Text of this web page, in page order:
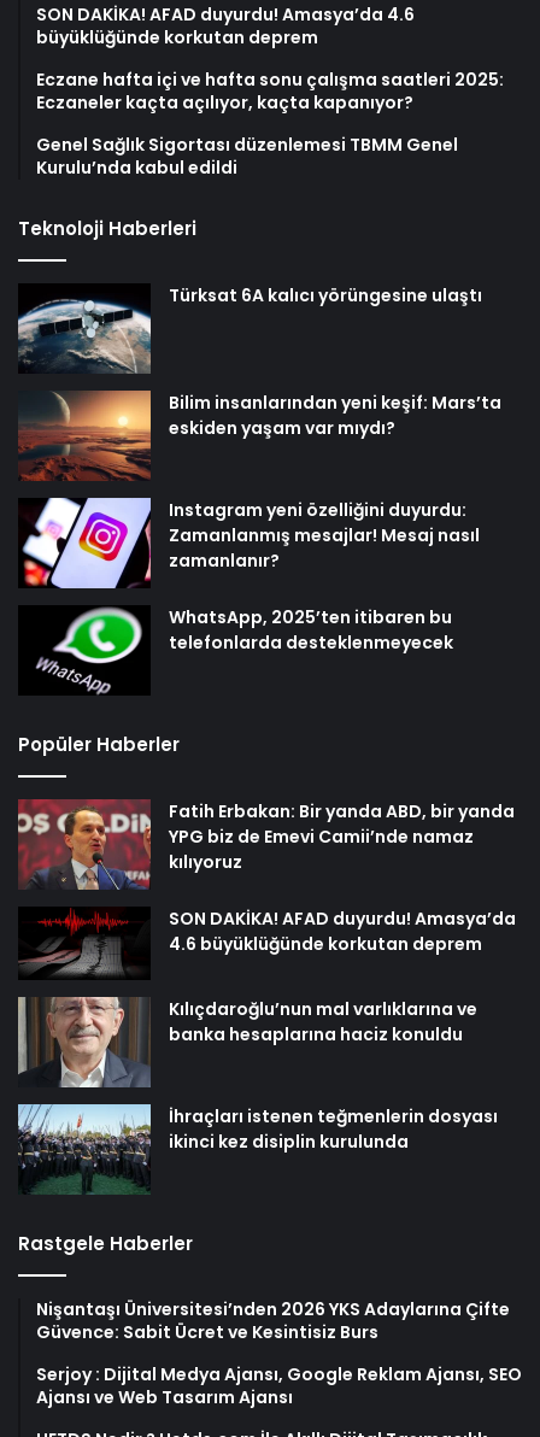
SON DAKİKA! AFAD duyurdu! Amasya’da 4.6
büyüklüğünde korkutan deprem
Eczane hafta içi ve hafta sonu çalışma saatleri 2025:
Eczaneler kaçta açılıyor, kaçta kapanıyor?
Genel Sağlık Sigortası düzenlemesi TBMM Genel
Kurulu’nda kabul edildi
Teknoloji Haberleri
Türksat 6A kalıcı yörüngesine ulaştı
Bilim insanlarından yeni keşif: Mars’ta
eskiden yaşam var mıydı?
Instagram yeni özelliğini duyurdu:
Zamanlanmış mesajlar! Mesaj nasıl
zamanlanır?
WhatsApp, 2025’ten itibaren bu
telefonlarda desteklenmeyecek
Popüler Haberler
Fatih Erbakan: Bir yanda ABD, bir yanda
YPG biz de Emevi Camii’nde namaz
kılıyoruz
SON DAKİKA! AFAD duyurdu! Amasya’da
4.6 büyüklüğünde korkutan deprem
Kılıçdaroğlu’nun mal varlıklarına ve
banka hesaplarına haciz konuldu
İhraçları istenen teğmenlerin dosyası
ikinci kez disiplin kurulunda
Rastgele Haberler
Nişantaşı Üniversitesi’nden 2026 YKS Adaylarına Çifte
Güvence: Sabit Ücret ve Kesintisiz Burs
Serjoy : Dijital Medya Ajansı, Google Reklam Ajansı, SEO
Ajansı ve Web Tasarım Ajansı